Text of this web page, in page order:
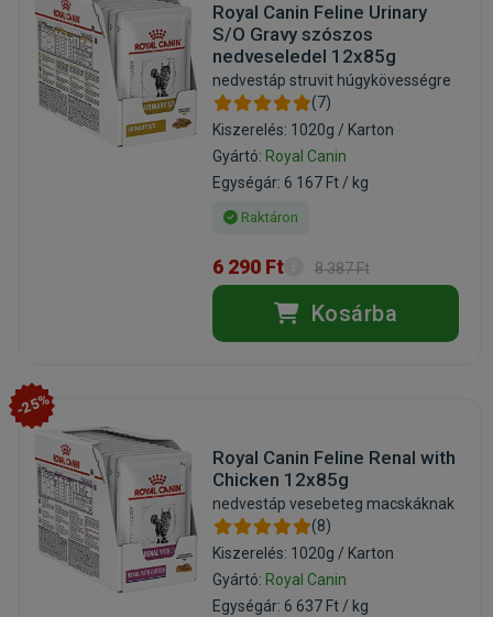
Royal Canin Feline Urinary
S/O Gravy szószos
nedveseledel 12x85g
nedvestáp struvit húgykövességre
(7)
Kiszerelés: 1020g / Karton
Gyártó: Royal Canin
Egységár: 6 167 Ft / kg
Raktáron
6 290 Ft 8 387 Ft
Kosárba
-25%
Royal Canin Feline Renal with
Chicken 12x85g
nedvestáp vesebeteg macskáknak
(8)
Kiszerelés: 1020g / Karton
Gyártó: Royal Canin
Egységár: 6 637 Ft / kg